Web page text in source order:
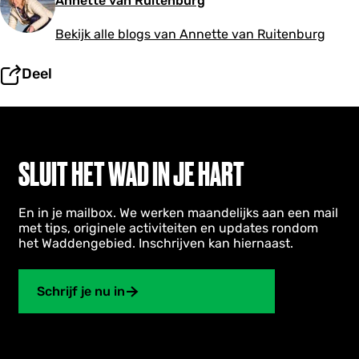
o
o
n
d
m
e
s
Bekijk alle blogs van Annette van Ruitenburg
Deel
SLUIT HET WAD IN JE HART
En in je mailbox. We werken maandelijks aan een mail
met tips, originele activiteiten en updates rondom
het Waddengebied. Inschrijven kan hiernaast.
Schrijf je nu in